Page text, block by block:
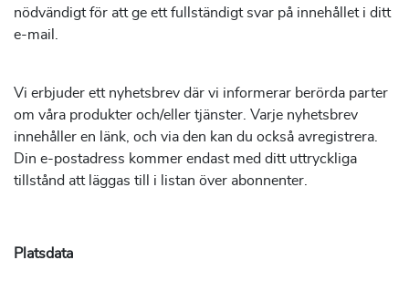
nödvändigt för att ge ett fullständigt svar på innehållet i ditt
e-mail.
Vi erbjuder ett nyhetsbrev där vi informerar berörda parter
om våra produkter och/eller tjänster. Varje nyhetsbrev
innehåller en länk, och via den kan du också avregistrera.
Din e-postadress kommer endast med ditt uttryckliga
tillstånd att läggas till i listan över abonnenter.
Platsdata